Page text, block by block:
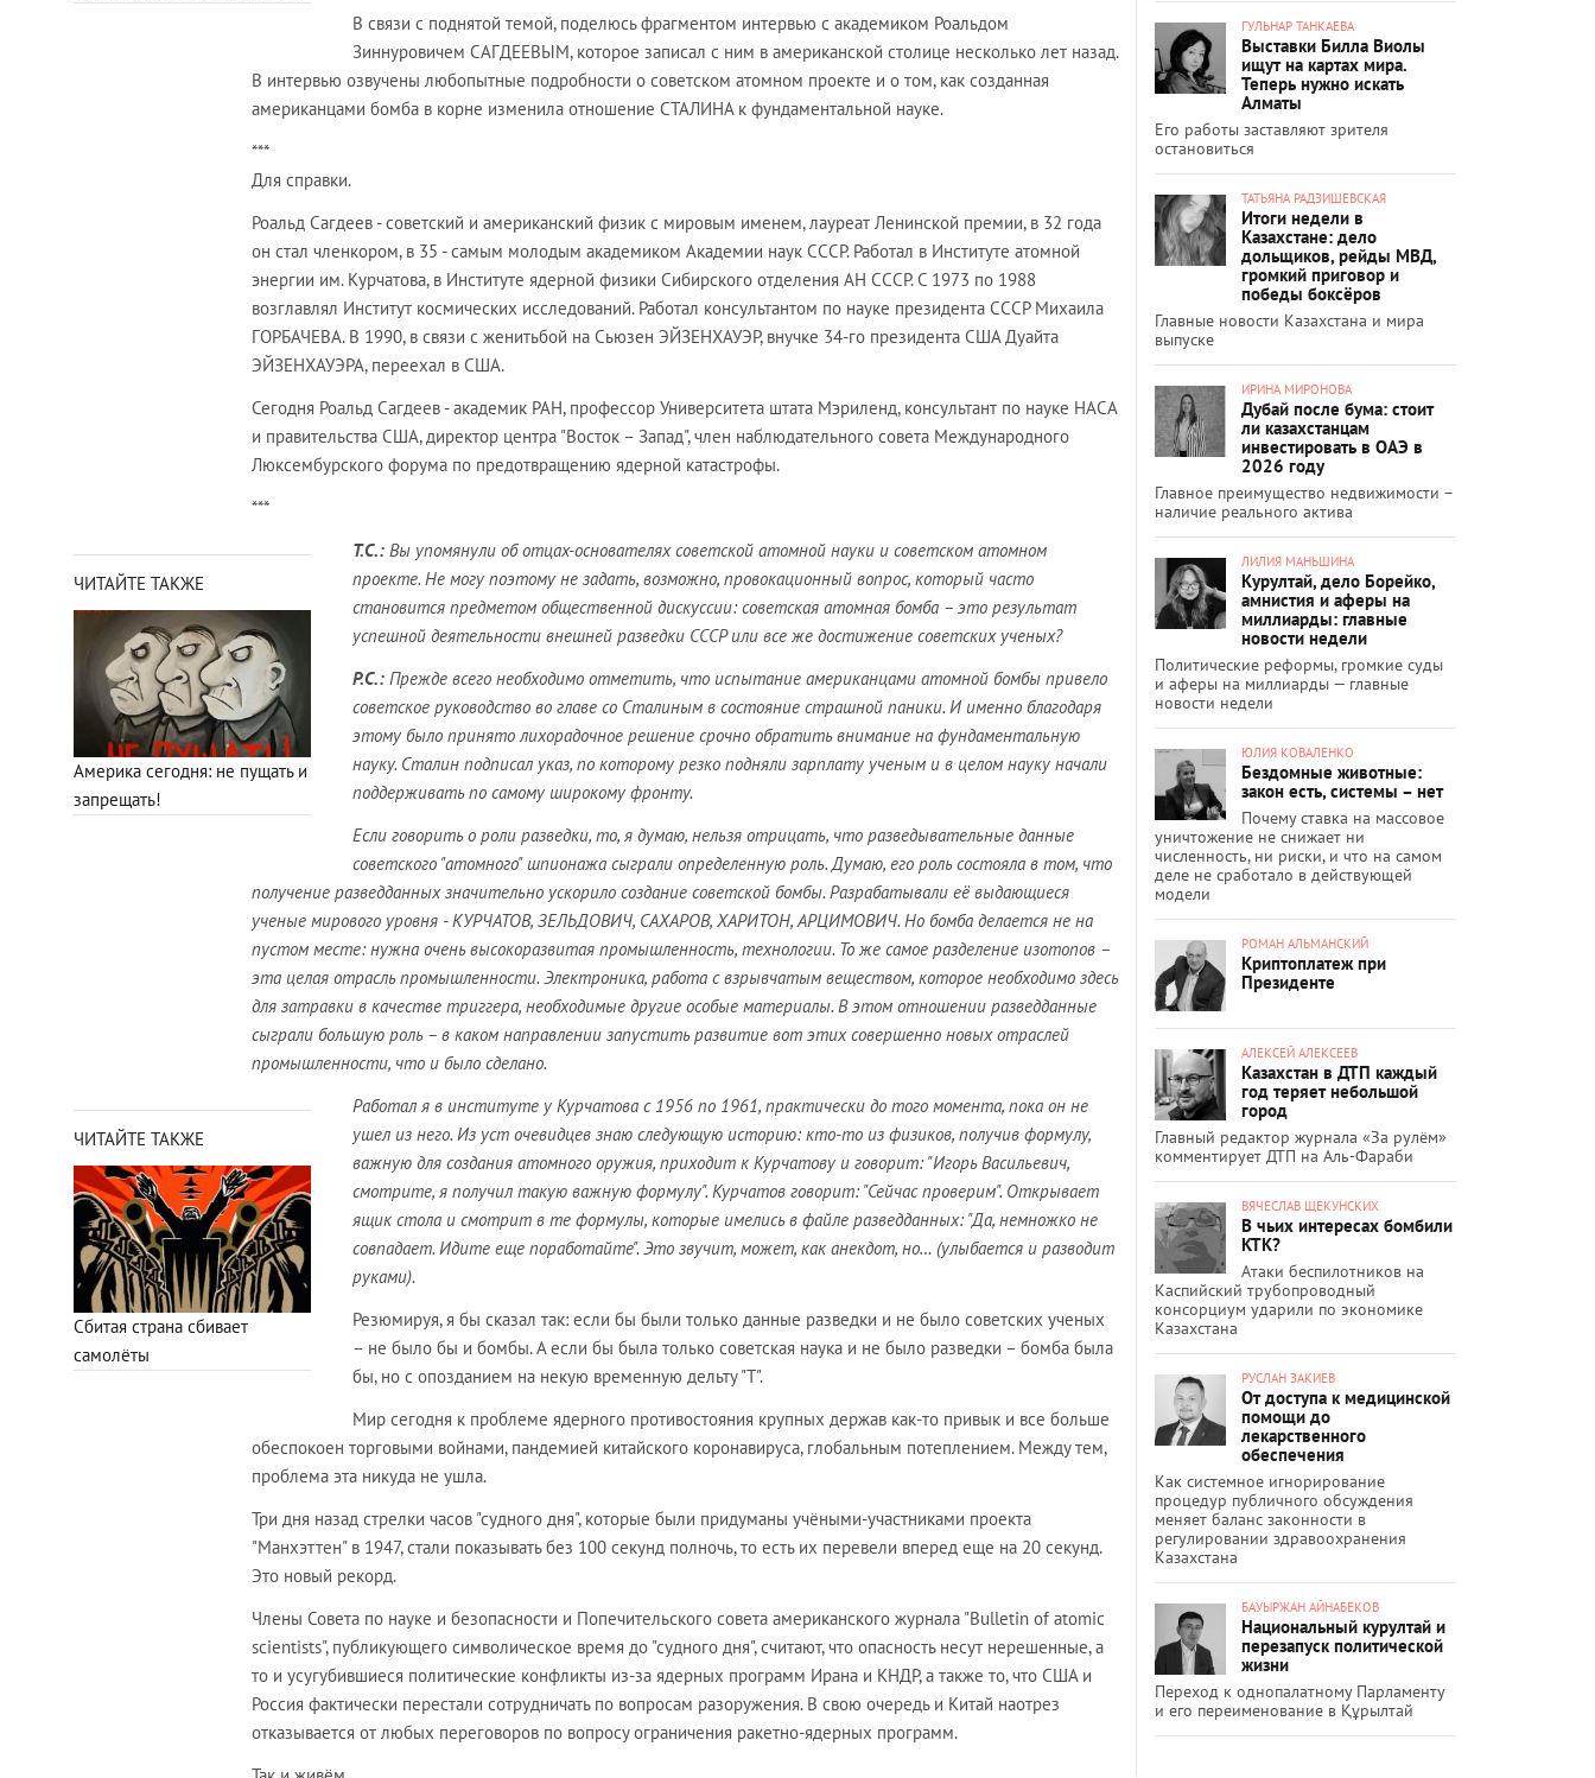
В связи с поднятой темой, поделюсь фрагментом интервью с академиком Роальдом
Зиннуровичем САГДЕЕВЫМ, которое записал с ним в американской столице несколько лет назад.
В интервью озвучены любопытные подробности о советском атомном проекте и о том, как созданная
американцами бомба в корне изменила отношение СТАЛИНА к фундаментальной науке.
***
Для справки.
Роальд Сагдеев - советский и американский физик с мировым именем, лауреат Ленинской премии, в 32 года
он стал членкором, в 35 - самым молодым академиком Академии наук СССР. Работал в Институте атомной
энергии им. Курчатова, в Институте ядерной физики Сибирского отделения АН СССР. С 1973 по 1988
возглавлял Институт космических исследований. Работал консультантом по науке президента СССР Михаила
ГОРБАЧЕВА. В 1990, в связи с женитьбой на Сьюзен ЭЙЗЕНХАУЭР, внучке 34-го президента США Дуайта
ЭЙЗЕНХАУЭРА, переехал в США.
Сегодня Роальд Сагдеев - академик РАН, профессор Университета штата Мэриленд, консультант по науке НАСА
и правительства США, директор центра "Восток – Запад", член наблюдательного совета Международного
Люксембурского форума по предотвращению ядерной катастрофы.
***
ЧИТАЙТЕ ТАКЖЕ
Америка сегодня: не пущать и
запрещать!
Т.С.: Вы упомянули об отцах-основателях советской атомной науки и советском атомном
проекте. Не могу поэтому не задать, возможно, провокационный вопрос, который часто
становится предметом общественной дискуссии: советская атомная бомба – это результат
успешной деятельности внешней разведки СССР или все же достижение советских ученых?
Р.С.: Прежде всего необходимо отметить, что испытание американцами атомной бомбы привело
советское руководство во главе со Сталиным в состояние страшной паники. И именно благодаря
этому было принято лихорадочное решение срочно обратить внимание на фундаментальную
науку. Сталин подписал указ, по которому резко подняли зарплату ученым и в целом науку начали
поддерживать по самому широкому фронту.
Если говорить о роли разведки, то, я думаю, нельзя отрицать, что разведывательные данные
советского "атомного" шпионажа сыграли определенную роль. Думаю, его роль состояла в том, что
получение разведданных значительно ускорило создание советской бомбы. Разрабатывали её выдающиеся
ученые мирового уровня - КУРЧАТОВ, ЗЕЛЬДОВИЧ, САХАРОВ, ХАРИТОН, АРЦИМОВИЧ. Но бомба делается не на
пустом месте: нужна очень высокоразвитая промышленность, технологии. То же самое разделение изотопов –
эта целая отрасль промышленности. Электроника, работа с взрывчатым веществом, которое необходимо здесь
для затравки в качестве триггера, необходимые другие особые материалы. В этом отношении разведданные
сыграли большую роль – в каком направлении запустить развитие вот этих совершенно новых отраслей
промышленности, что и было сделано.
ЧИТАЙТЕ ТАКЖЕ
Сбитая страна сбивает
самолёты
Работал я в институте у Курчатова с 1956 по 1961, практически до того момента, пока он не
ушел из него. Из уст очевидцев знаю следующую историю: кто-то из физиков, получив формулу,
важную для создания атомного оружия, приходит к Курчатову и говорит: "Игорь Васильевич,
смотрите, я получил такую важную формулу". Курчатов говорит: "Сейчас проверим". Открывает
ящик стола и смотрит в те формулы, которые имелись в файле разведданных: "Да, немножко не
совпадает. Идите еще поработайте". Это звучит, может, как анекдот, но… (улыбается и разводит
руками).
Резюмируя, я бы сказал так: если бы были только данные разведки и не было советских ученых
– не было бы и бомбы. А если бы была только советская наука и не было разведки – бомба была
бы, но с опозданием на некую временную дельту "Т".
Мир сегодня к проблеме ядерного противостояния крупных держав как-то привык и все больше
обеспокоен торговыми войнами, пандемией китайского коронавируса, глобальным потеплением. Между тем,
проблема эта никуда не ушла.
Три дня назад стрелки часов "судного дня", которые были придуманы учёными-участниками проекта
"Манхэттен" в 1947, стали показывать без 100 секунд полночь, то есть их перевели вперед еще на 20 секунд.
Это новый рекорд.
Члены Совета по науке и безопасности и Попечительского совета американского журнала "Bulletin of atomic
scientists", публикующего символическое время до "судного дня", считают, что опасность несут нерешенные, а
то и усугубившиеся политические конфликты из-за ядерных программ Ирана и КНДР, а также то, что США и
Россия фактически перестали сотрудничать по вопросам разоружения. В свою очередь и Китай наотрез
отказывается от любых переговоров по вопросу ограничения ракетно-ядерных программ.
ГУЛЬНАР ТАНКАЕВА
Выставки Билла Виолы
ищут на картах мира.
Теперь нужно искать
Алматы
Его работы заставляют зрителя
остановиться
ТАТЬЯНА РАДЗИШЕВСКАЯ
Итоги недели в
Казахстане: дело
дольщиков, рейды МВД,
громкий приговор и
победы боксёров
Главные новости Казахстана и мира
выпуске
ИРИНА МИРОНОВА
Дубай после бума: стоит
ли казахстанцам
инвестировать в ОАЭ в
2026 году
Главное преимущество недвижимости –
наличие реального актива
ЛИЛИЯ МАНЬШИНА
Курултай, дело Борейко,
амнистия и аферы на
миллиарды: главные
новости недели
Политические реформы, громкие суды
и аферы на миллиарды — главные
новости недели
ЮЛИЯ КОВАЛЕНКО
Бездомные животные:
закон есть, системы – нет
Почему ставка на массовое
уничтожение не снижает ни
численность, ни риски, и что на самом
деле не сработало в действующей
модели
РОМАН АЛЬМАНСКИЙ
Криптоплатеж при
Президенте
АЛЕКСЕЙ АЛЕКСЕЕВ
Казахстан в ДТП каждый
год теряет небольшой
город
Главный редактор журнала «За рулём»
комментирует ДТП на Аль-Фараби
ВЯЧЕСЛАВ ЩЕКУНСКИХ
В чьих интересах бомбили
КТК?
Атаки беспилотников на
Каспийский трубопроводный
консорциум ударили по экономике
Казахстана
РУСЛАН ЗАКИЕВ
От доступа к медицинской
помощи до
лекарственного
обеспечения
Как системное игнорирование
процедур публичного обсуждения
меняет баланс законности в
регулировании здравоохранения
Казахстана
БАУЫРЖАН АЙНАБЕКОВ
Национальный курултай и
перезапуск политической
жизни
Переход к однопалатному Парламенту
и его переименование в Құрылтай